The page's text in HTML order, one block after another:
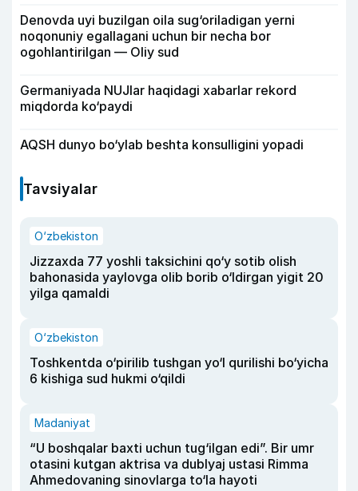
Denovda uyi buzilgan oila sug‘oriladigan yerni
noqonuniy egallagani uchun bir necha bor
ogohlantirilgan — Oliy sud
Germaniyada NUJlar haqidagi xabarlar rekord
miqdorda ko‘paydi
AQSH dunyo bo‘ylab beshta konsulligini yopadi
Tavsiyalar
O‘zbekiston
Jizzaxda 77 yoshli taksichini qo‘y sotib olish
bahonasida yaylovga olib borib o‘ldirgan yigit 20
yilga qamaldi
O‘zbekiston
Toshkentda o‘pirilib tushgan yo‘l qurilishi bo‘yicha
6 kishiga sud hukmi o‘qildi
Madaniyat
“U boshqalar baxti uchun tug‘ilgan edi”. Bir umr
otasini kutgan aktrisa va dublyaj ustasi Rimma
Ahmedovaning sinovlarga to‘la hayoti